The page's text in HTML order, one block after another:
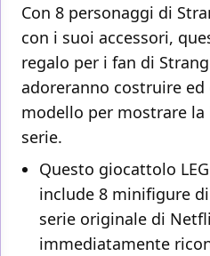
Con 8 personaggi di
con i suoi accessori,
regalo per i fan di
adoreranno costruire
modello per mostrare
serie.
Questo giocattolo
include 8 minifigure
serie originale di
immediatamente